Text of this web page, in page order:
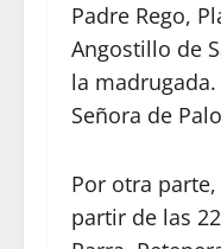
Padre Rego,
Angostillo de
la
Señora de
Por otra parte,
partir de las